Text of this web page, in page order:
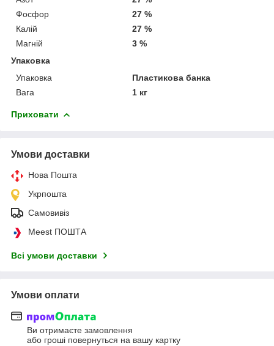
Фосфор
27 %
Калій
27 %
Магній
3 %
Упаковка
Упаковка
Пластикова банка
Вага
1 кг
Приховати
Умови доставки
Нова Пошта
Укрпошта
Самовивіз
Meest ПОШТА
Всі умови доставки
Умови оплати
Ви отримаєте замовлення
або гроші повернуться на вашу картку